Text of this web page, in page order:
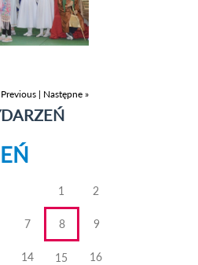
Previous | Następne »
1 2
7 8 9
14 15 16